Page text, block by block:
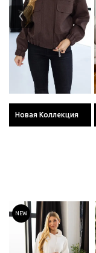
Новая Коллекция
‹
NEW